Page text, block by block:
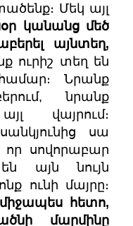
Մեկ այլ
կանանց մեծ
այնտեղ,
ուրիշ տեղ են
համար։ Նրանք
նրանք
վայրում։
սա
սովորաբար
այն նույն
ունի մայրը։
հետո,
մարմինը